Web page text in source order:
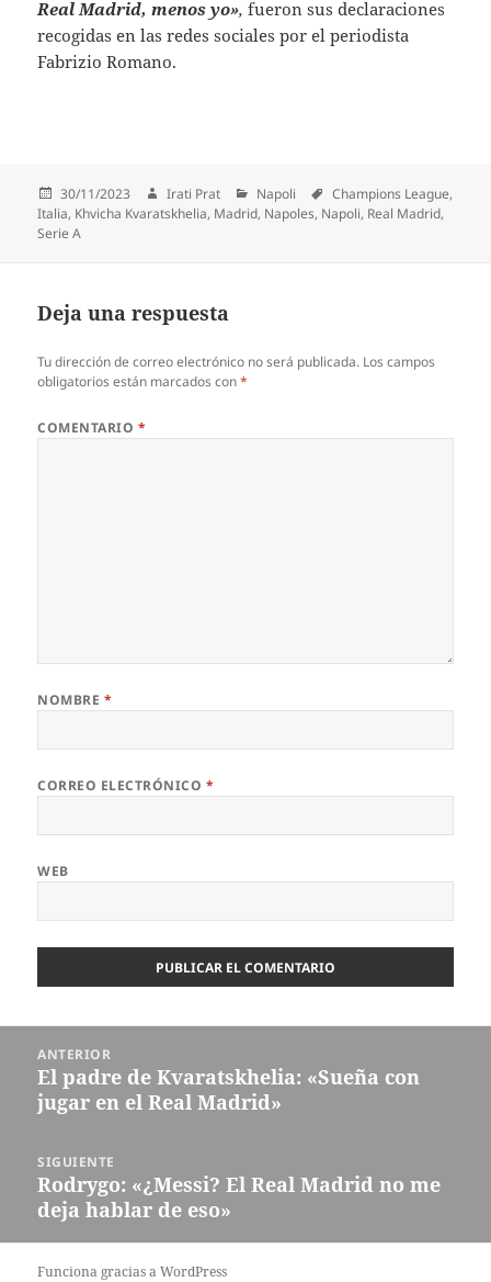
Real Madrid, menos yo», fueron sus declaraciones
recogidas en las redes sociales por el periodista
Fabrizio Romano.
Publicado
el
30/11/2023 Autor
Irati Prat Categorías
Napoli Etiquetas
Champions League,
Italia, Khvicha Kvaratskhelia, Madrid, Napoles, Napoli, Real Madrid,
Serie A
Deja una respuesta
Tu dirección de correo electrónico no será publicada. Los campos
obligatorios están marcados con*
COMENTARIO *
NOMBRE *
CORREO ELECTRÓNICO *
WEB
entradas
ANTERIOR
Entrada
anterior:
El padre de Kvaratskhelia: «Sueña con
jugar en el Real Madrid»
SIGUIENTE
Entrada
siguiente:
Rodrygo: «¿Messi? El Real Madrid no me
deja hablar de eso»
Funciona gracias a WordPress